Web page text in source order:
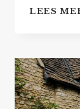
LEES